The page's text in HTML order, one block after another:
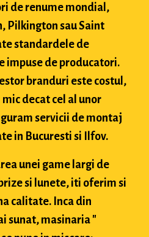
de renume mondial,
Pilkington sau Saint
standardele de
impuse de producatori.
branduri este costul,
decat cel al unor
servicii de montaj
in Bucuresti si Ilfov.
unei game largi de
si lunete, iti oferim si
calitate. Inca din
sunat, masinaria "